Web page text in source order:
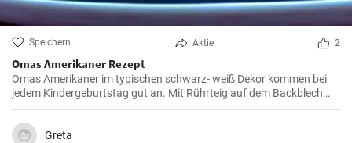
Speichern Aktie 2
Omas Amerikaner Rezept
Omas Amerikaner im typischen schwarz- weiß Dekor kommen bei
jedem Kindergeburtstag gut an. Mit Rührteig auf dem Backblech
kann man sie einfach backen. Zuletzt werden die Amerikaner dick
mit Zuckerguß bestrichen.
Greta